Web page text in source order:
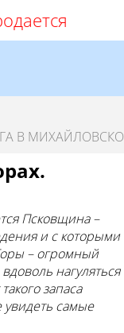
В
Псковщина –
и с которыми
– огромный
нагуляться
запаса
увидеть самые